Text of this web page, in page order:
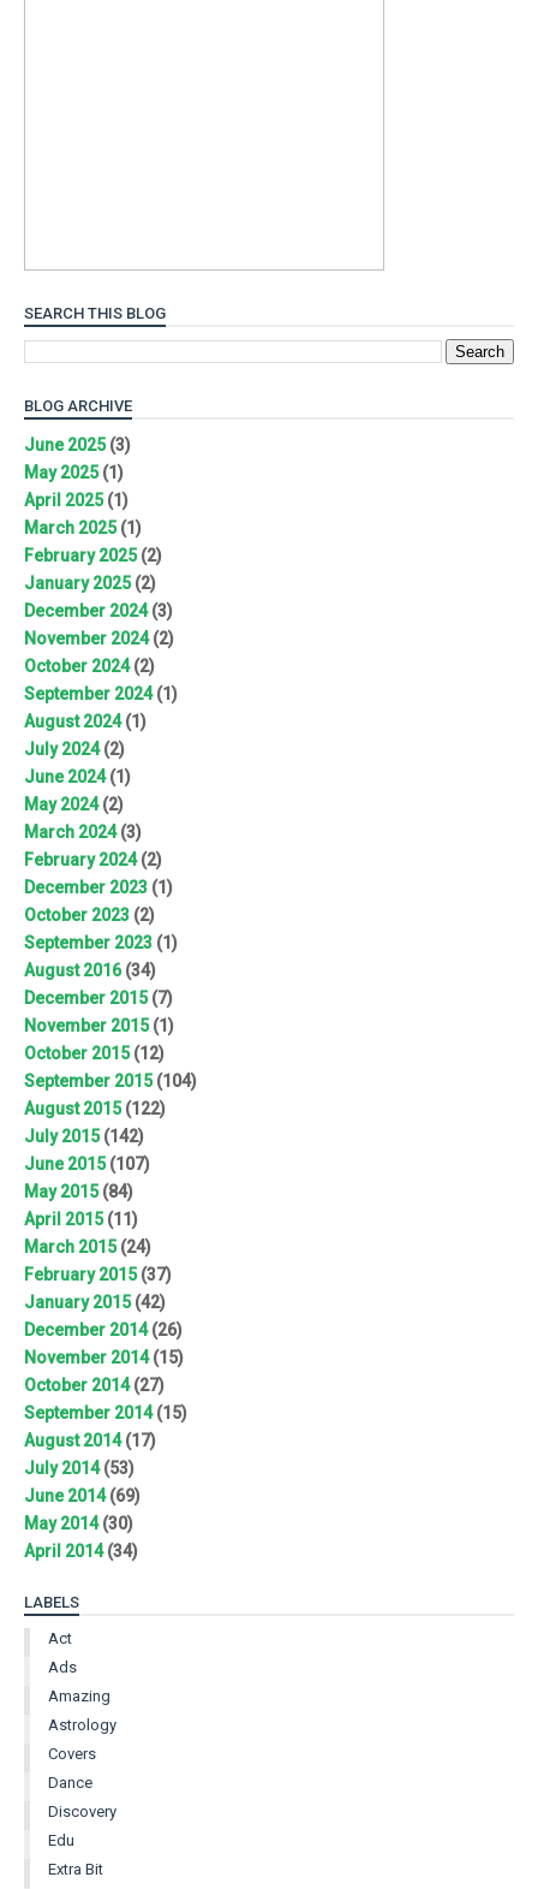
SEARCH THIS BLOG
BLOG ARCHIVE
June 2025(3)
May 2025(1)
April 2025(1)
March 2025(1)
February 2025(2)
January 2025(2)
December 2024(3)
November 2024(2)
October 2024(2)
September 2024(1)
August 2024(1)
July 2024(2)
June 2024(1)
May 2024(2)
March 2024(3)
February 2024(2)
December 2023 (1)
October 2023 (2)
September 2023 (1)
August 2016(34)
December 2015(7)
November 2015(1)
October 2015(12)
September 2015(104)
August 2015(122)
July 2015(142)
June 2015(107)
May 2015(84)
April 2015(11)
March 2015(24)
February 2015(37)
January 2015(42)
December 2014(26)
November 2014(15)
October 2014(27)
September 2014(15)
August 2014(17)
July 2014(53)
June 2014(69)
May 2014(30)
April 2014(34)
LABELS
Act
Ads
Amazing
Astrology
Covers
Dance
Discovery
Edu
Extra Bit